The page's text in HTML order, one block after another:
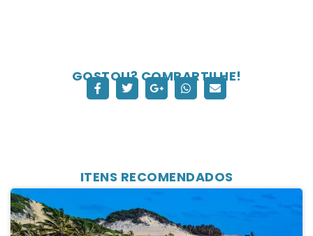
GOSTOU? COMPARTILHE!
ITENS RECOMENDADOS